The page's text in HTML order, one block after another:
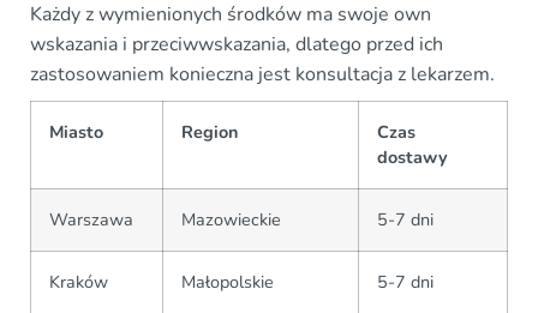
Każdy z wymienionych środków ma swoje own
wskazania i przeciwwskazania, dlatego przed ich
zastosowaniem konieczna jest konsultacja z lekarzem.
Miasto Region
Czas
dostawy
Warszawa Mazowieckie 5-7 dni
Kraków Małopolskie 5-7 dni